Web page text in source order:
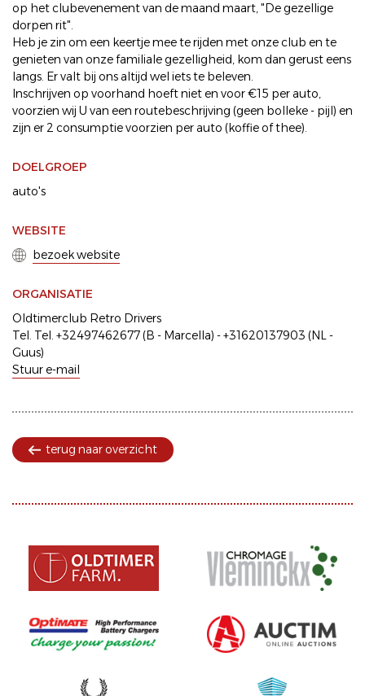
op het clubevenement van de maand maart, "De gezellige
dorpen rit".
Heb je zin om een keertje mee te rijden met onze club en te
genieten van onze familiale gezelligheid, kom dan gerust eens
langs. Er valt bij ons altijd wel iets te beleven.
Inschrijven op voorhand hoeft niet en voor €15 per auto,
voorzien wij U van een routebeschrijving (geen bolleke - pijl) en
zijn er 2 consumptie voorzien per auto (koffie of thee).
DOELGROEP
auto's
WEBSITE
bezoek website
ORGANISATIE
Oldtimerclub Retro Drivers
Tel. Tel. +32497462677 (B - Marcella) - +31620137903 (NL -
Guus)
Stuur e-mail
terug naar overzicht